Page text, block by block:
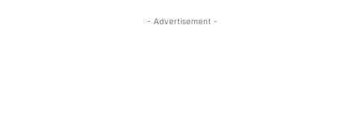
- Advertisement -